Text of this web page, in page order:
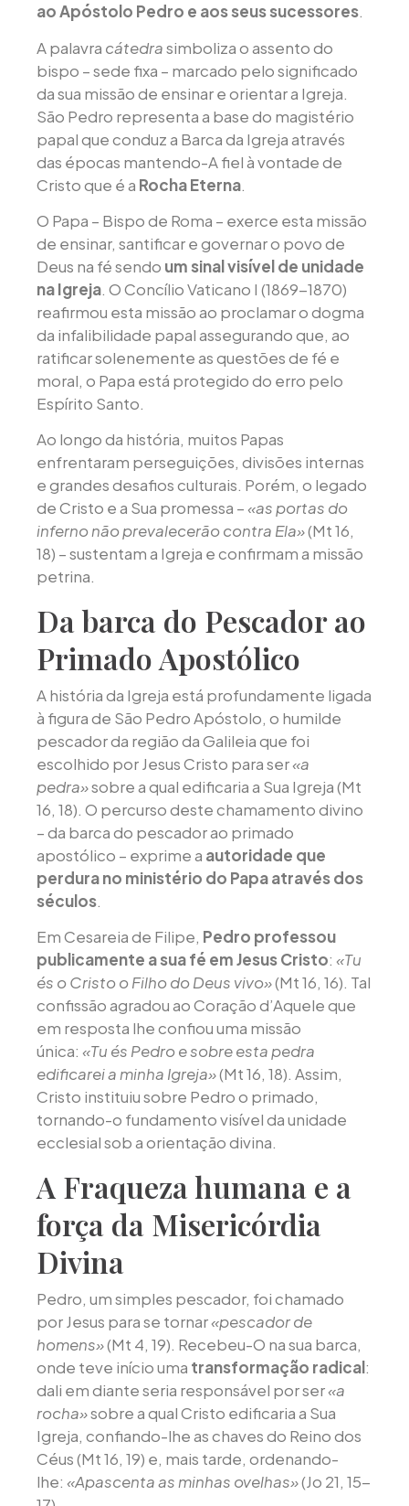
ao Apóstolo Pedro e aos seus sucessores.
A palavra cátedrasimboliza o assento do
bispo – sede fixa – marcado pelo significado
da sua missão de ensinar e orientar a Igreja.
São Pedro representa a base do magistério
papal que conduz a Barca da Igreja através
das épocas mantendo-A fiel à vontade de
Cristo que é a Rocha Eterna.
O Papa – Bispo de Roma – exerce esta missão
de ensinar, santificar e governar o povo de
Deus na fé sendo um sinal visível de unidade
na Igreja. O Concílio Vaticano I (1869-1870)
reafirmou esta missão ao proclamar o dogma
da infalibilidade papal assegurando que, ao
ratificar solenemente as questões de fé e
moral, o Papa está protegido do erro pelo
Espírito Santo.
Ao longo da história, muitos Papas
enfrentaram perseguições, divisões internas
e grandes desafios culturais. Porém, o legado
de Cristo e a Sua promessa –«as portas do
inferno não prevalecerão contra Ela»(Mt 16,
18) – sustentam a Igreja e confirmam a missão
petrina.
Da barca do Pescador ao
Primado Apostólico
A história da Igreja está profundamente ligada
à figura de São Pedro Apóstolo, o humilde
pescador da região da Galileia que foi
escolhido por Jesus Cristo para ser«a
pedra»sobre a qual edificaria a Sua Igreja (Mt
16, 18). O percurso deste chamamento divino
– da barca do pescador ao primado
apostólico – exprime a autoridade que
perdura no ministério do Papa através dos
séculos.
Em Cesareia de Filipe, Pedro professou
publicamente a sua fé em Jesus Cristo: «Tu
és o Cristo o Filho do Deus vivo»(Mt 16, 16). Tal
confissão agradou ao Coração d’Aquele que
em resposta lhe confiou uma missão
única: «Tu és Pedro e sobre esta pedra
edificarei a minha Igreja»(Mt 16, 18). Assim,
Cristo instituiu sobre Pedro o primado,
tornando-o fundamento visível da unidade
ecclesial sob a orientação divina.
A Fraqueza humana e a
força da Misericórdia
Divina
Pedro, um simples pescador, foi chamado
por Jesus para se tornar«pescador de
homens»(Mt 4, 19). Recebeu-O na sua barca,
onde teve início uma transformação radical:
dali em diante seria responsável por ser«a
rocha»sobre a qual Cristo edificaria a Sua
Igreja, confiando-lhe as chaves do Reino dos
Céus (Mt 16, 19) e, mais tarde, ordenando-
lhe: «Apascenta as minhas ovelhas»(Jo 21, 15-